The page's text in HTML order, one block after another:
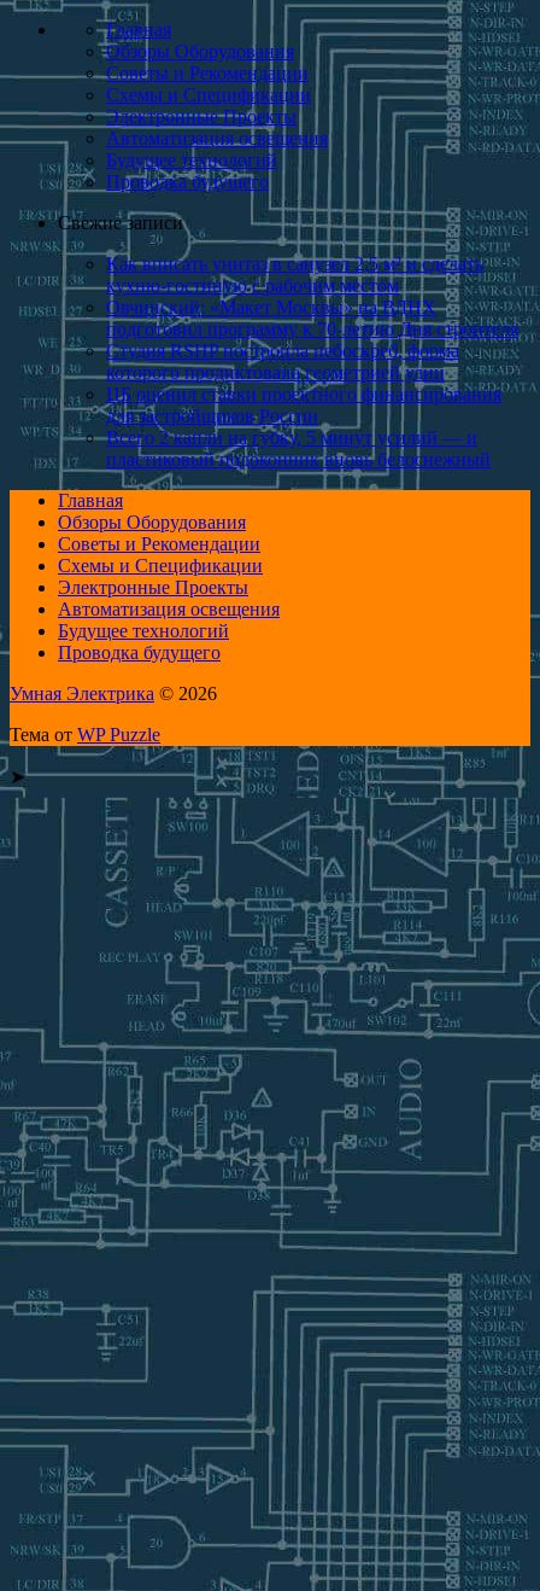
Главная
Обзоры Оборудования
Советы и Рекомендации
Схемы и Спецификации
Электронные Проекты
Автоматизация освещения
Будущее технологий
Проводка будущего
Свежие записи
Как вписать унитаз в санузел 2,5 м²​ и сделать
кухню-гостиную с рабочим местом
Овчинский: «Макет Москвы» на ВДНХ
подготовил программу к 70-летию Дня строителя
Студия RSHP построила небоскреб, форма
которого продиктована геометрией улиц
ЦБ оценил ставки проектного финансирования
для застройщиков России
Всего 2 капли на губку, 5 минут усилий — и
пластиковый подоконник вновь белоснежный
Главная
Обзоры Оборудования
Советы и Рекомендации
Схемы и Спецификации
Электронные Проекты
Автоматизация освещения
Будущее технологий
Проводка будущего
Умная Электрика © 2026
Тема от WP Puzzle
➤